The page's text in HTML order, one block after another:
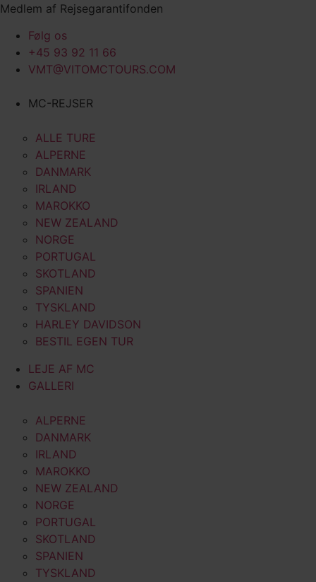
Videre
indhold
Medlem af Rejsegarantifonden
Følg os
+45 93 92 11 66
VMT@VITOMCTOURS.COM
MC-REJSER
ALLE TURE
ALPERNE
DANMARK
IRLAND
MAROKKO
NEW ZEALAND
NORGE
PORTUGAL
SKOTLAND
SPANIEN
TYSKLAND
HARLEY DAVIDSON
BESTIL EGEN TUR
LEJE AF MC
GALLERI
ALPERNE
DANMARK
IRLAND
MAROKKO
NEW ZEALAND
NORGE
PORTUGAL
SKOTLAND
SPANIEN
TYSKLAND